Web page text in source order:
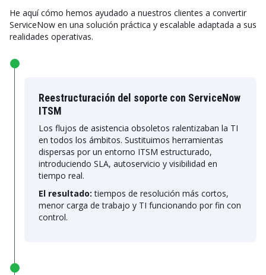
He aquí cómo hemos ayudado a nuestros clientes a convertir
ServiceNow en una solución práctica y escalable adaptada a sus
realidades operativas.
Reestructuración del soporte con ServiceNow
ITSM
Los flujos de asistencia obsoletos ralentizaban la TI
en todos los ámbitos. Sustituimos herramientas
dispersas por un entorno ITSM estructurado,
introduciendo SLA, autoservicio y visibilidad en
tiempo real.
El resultado:tiempos de resolución más cortos,
menor carga de trabajo y TI funcionando por fin con
control.